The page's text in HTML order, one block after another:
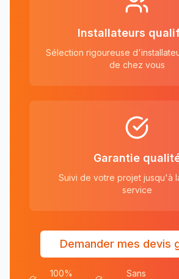
Installateurs
Sélection rigoureuse
de chez vous
Garantie
Suivi de votre projet jusqu'à
service
Demander mes devis
100%
Sans